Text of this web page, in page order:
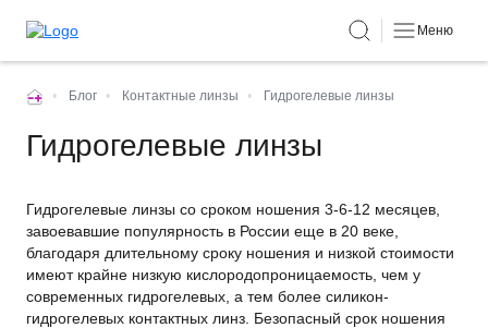
Меню
• Блог • Контактные линзы • Гидрогелевые линзы
Гидрогелевые линзы
Гидрогелевые линзы со сроком ношения 3-6-12 месяцев,
завоевавшие популярность в России еще в 20 веке,
благодаря длительному сроку ношения и низкой стоимости
имеют крайне низкую кислородопроницаемость, чем у
современных гидрогелевых, а тем более силикон-
гидрогелевых контактных линз. Безопасный срок ношения